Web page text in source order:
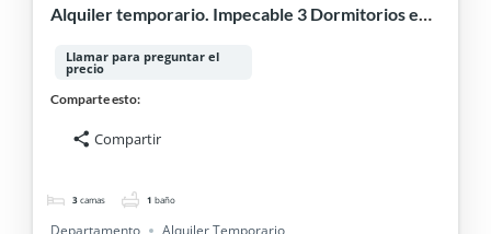
Alquiler temporario. Impecable 3 Dormitorios en
Llamar para preguntar el
precio
Comparte esto:
Compartir
3 camas 1 baño